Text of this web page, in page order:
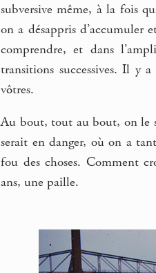
subversive même, à la fois
on a désappris d’accumuler
comprendre, et dans
transitions successives. Il
vôtres.
Au bout, tout au bout, on le
serait en danger, où on a
fou des choses. Comment
ans, une paille.